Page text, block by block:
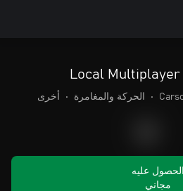
Local Multiplayer
• الحركة والمغامرة • أخرى
الحصول عليه
مجاني